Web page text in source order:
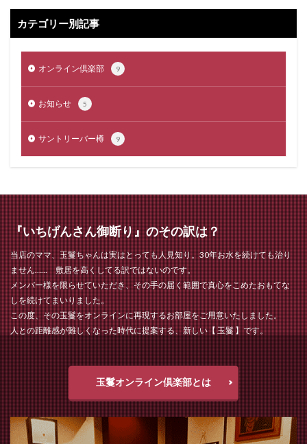
カテゴリー別記事
オンライン倶楽部 9
お知らせ 5
サントリーバー樽 9
『いちげんさん御断り』のその訳は？
当店のママ、玉鬘ちゃんは実はとっても人見知り。30年お水を続けても治り
ません…… 敷居を高くしてる訳ではないのです。
メンバー様を限らせていただき、その手の届く範囲で真心をこめたおもてな
しを続けてまいりました。
この度、その玉鬘をオンラインに再現するお部屋をご用意いたしました。
人との距離感が難しくなった時代に提案する、新しい【 玉鬘 】です。
玉鬘オンライン倶楽部とは